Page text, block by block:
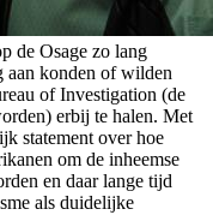
de Osage zo lang
aan konden of wilden
of Investigation (de
erbij te halen. Met
statement over hoe
om de inheemse
en daar lange tijd
als duidelijke